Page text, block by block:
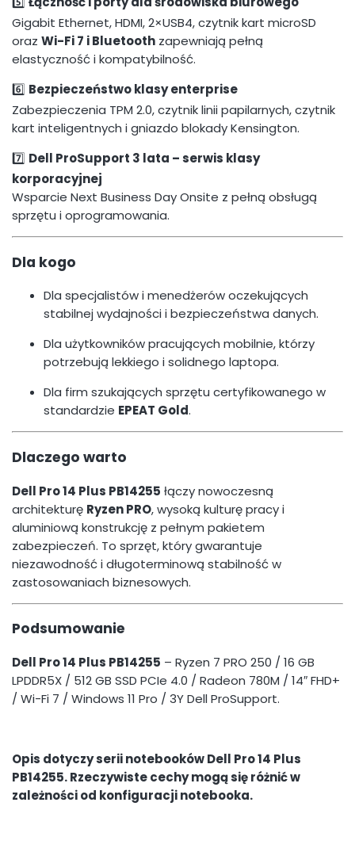
Gigabit Ethernet, HDMI, 2×USB4, czytnik kart microSD
oraz Wi-Fi 7 i Bluetooth zapewniają pełną
elastyczność i kompatybilność.
6️⃣ Bezpieczeństwo klasy enterprise
Zabezpieczenia TPM 2.0, czytnik linii papilarnych, czytnik
kart inteligentnych i gniazdo blokady Kensington.
7️⃣ Dell ProSupport 3 lata – serwis klasy
korporacyjnej
Wsparcie Next Business Day Onsite z pełną obsługą
sprzętu i oprogramowania.
Dla kogo
Dla specjalistów i menedżerów oczekujących
stabilnej wydajności i bezpieczeństwa danych.
Dla użytkowników pracujących mobilnie, którzy
potrzebują lekkiego i solidnego laptopa.
Dla firm szukających sprzętu certyfikowanego w
standardzie EPEAT Gold.
Dlaczego warto
Dell Pro 14 Plus PB14255 łączy nowoczesną
architekturę Ryzen PRO, wysoką kulturę pracy i
aluminiową konstrukcję z pełnym pakietem
zabezpieczeń. To sprzęt, który gwarantuje
niezawodność i długoterminową stabilność w
zastosowaniach biznesowych.
Podsumowanie
Dell Pro 14 Plus PB14255 – Ryzen 7 PRO 250 / 16 GB
LPDDR5X / 512 GB SSD PCIe 4.0 / Radeon 780M / 14″ FHD+
/ Wi-Fi 7 / Windows 11 Pro / 3Y Dell ProSupport.
Opis dotyczy serii notebookówDell Pro 14 Plus
PB14255. Rzeczywiste cechy mogą się różnić w
zależności od konfiguracji notebooka.